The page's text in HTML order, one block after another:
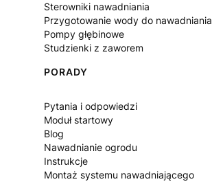
Sterowniki nawadniania
Przygotowanie wody do nawadniania
Pompy głębinowe
Studzienki z zaworem
PORADY
Pytania i odpowiedzi
Moduł startowy
Blog
Nawadnianie ogrodu
Instrukcje
Montaż systemu nawadniającego